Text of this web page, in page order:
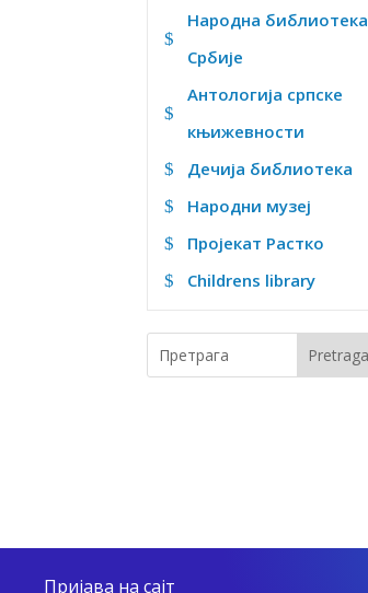
$
Народна библиотека
Србије
$
Антологија српске
књижевности
$ Дечија библиотека
$ Народни музеј
$ Пројекат Растко
$ Childrens library
Пријава на сајт